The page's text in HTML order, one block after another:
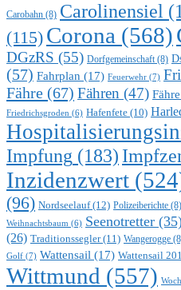
Carobahn (8) Carolinensiel
(115) Corona (568)
DGzRS (55) Dorfgemeinschaft(8)
(57) Fahrplan (17) Feuerwehr (7)
Fähre (67) Fähren (47)
Friedrichsgroden (6) Hafenfete (10)
Impfung (183)
Inzidenzwert
(96) Nordseelauf(12) Polizeiberichte (8)
Weihnachtsbaum (6) Seenotretter
(26) Traditionssegler(11) Wangerogge
Golf (7) Wattensail (17) Wattensail
Wittmund (557)